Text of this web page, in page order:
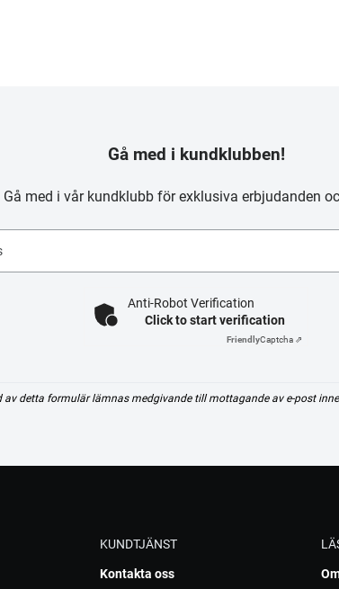
Gå med i kundklubben!
Gå med i vår kundklubb för exklusiva erbjudanden
Anti-Robot Verification
Click to start verification
FriendlyCaptcha ⇗
av detta formulär lämnas medgivande till mottagande av e-post
KUNDTJÄNST
Kontakta oss